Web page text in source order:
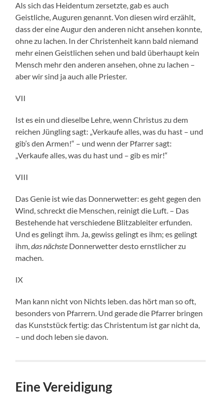
Als sich das Heidentum zersetzte, gab es auch
Geistliche, Auguren genannt. Von diesen wird erzählt,
dass der eine Augur den anderen nicht ansehen konnte,
ohne zu lachen. In der Christenheit kann bald niemand
mehr einen Geistlichen sehen und bald überhaupt kein
Mensch mehr den anderen ansehen, ohne zu lachen –
aber wir sind ja auch alle Priester.
VII
Ist es ein und dieselbe Lehre, wenn Christus zu dem
reichen Jüngling sagt: „Verkaufe alles, was du hast – und
gib’s den Armen!“ – und wenn der Pfarrer sagt:
„Verkaufe alles, was du hast und – gib es mir!“
VIII
Das Genie ist wie das Donnerwetter: es geht gegen den
Wind, schreckt die Menschen, reinigt die Luft. – Das
Bestehende hat verschiedene Blitzableiter erfunden.
Und es gelingt ihm. Ja, gewiss gelingt es ihm; es gelingt
ihm,das nächste Donnerwetter desto ernstlicher zu
machen.
IX
Man kann nicht von Nichts leben. das hört man so oft,
besonders von Pfarrern. Und gerade die Pfarrer bringen
das Kunststück fertig: das Christentum ist gar nicht da,
– und doch leben sie davon.
Eine Vereidigung